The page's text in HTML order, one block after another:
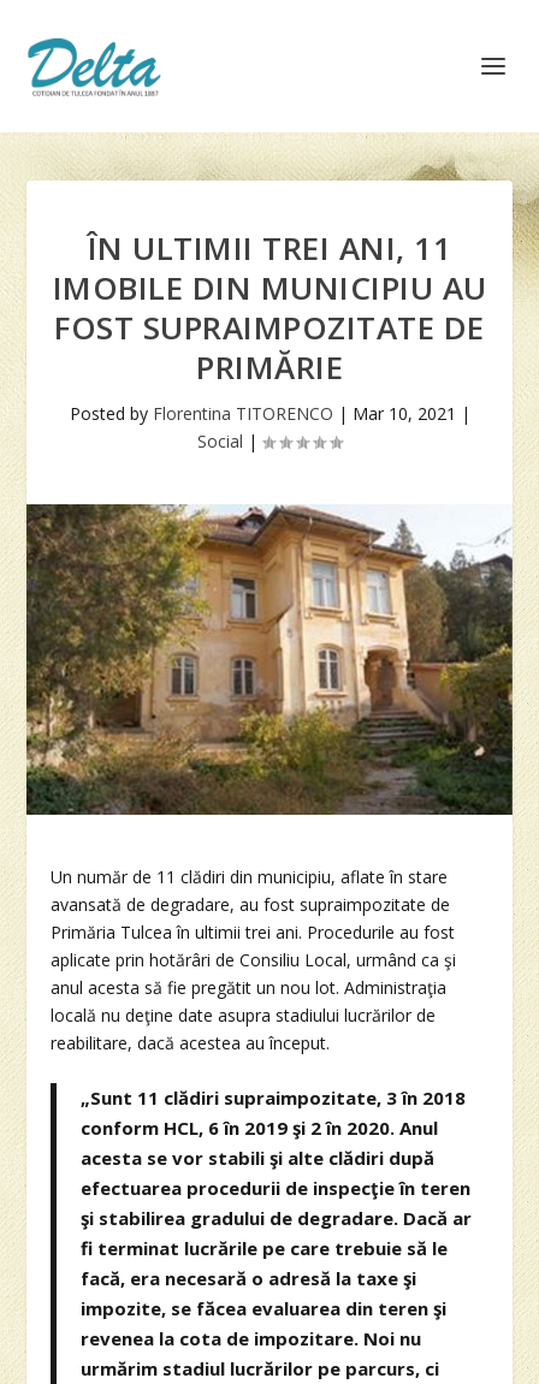
ÎN ULTIMII TREI ANI, 11
IMOBILE DIN MUNICIPIU AU
FOST SUPRAIMPOZITATE DE
PRIMĂRIE
Posted by Florentina TITORENCO | Mar 10, 2021 |
Social |
Un număr de 11 clădiri din municipiu, aflate în stare
avansată de degradare, au fost supraimpozitate de
Primăria Tulcea în ultimii trei ani. Procedurile au fost
aplicate prin hotărâri de Consiliu Local, urmând ca şi
anul acesta să fie pregătit un nou lot. Administraţia
locală nu deţine date asupra stadiului lucrărilor de
reabilitare, dacă acestea au început.
„Sunt 11 clădiri supraimpozitate, 3 în 2018
conform HCL, 6 în 2019 şi 2 în 2020. Anul
acesta se vor stabili şi alte clădiri după
efectuarea procedurii de inspecţie în teren
şi stabilirea gradului de degradare. Dacă ar
fi terminat lucrările pe care trebuie să le
facă, era necesară o adresă la taxe şi
impozite, se făcea evaluarea din teren şi
revenea la cota de impozitare. Noi nu
urmărim stadiul lucrărilor pe parcurs, ci